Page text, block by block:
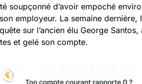
soupçonné d’avoir empoché
employeur. La semaine dernière,
sur l’ancien élu George
et gelé son compte.